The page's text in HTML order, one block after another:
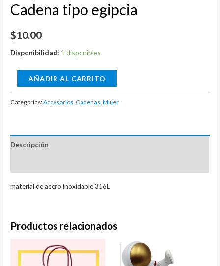
Cadena tipo egipcia
$10.00
Disponibilidad: 1 disponibles
Cadena
tipo
egipcia
AÑADIR AL CARRITO
Categorías:Accesorios,Cadenas,Mujer
Descripción
material de acero inoxidable 316L
Productos relacionados